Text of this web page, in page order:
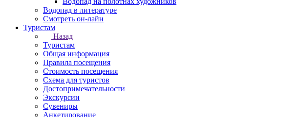
Водопад в литературе
Смотреть он-лайн
Туристам
Назад
Туристам
Общая информация
Правила посещения
Стоимость посещения
Схема для туристов
Достопримечательности
Экскурсии
Сувениры
Анкетирование